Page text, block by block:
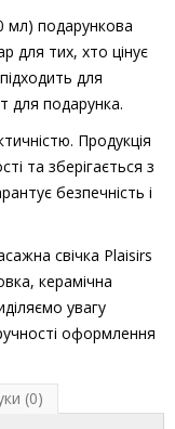
мл) подарункова
для тих, хто цінує
для
для подарунка.
Продукція
та зберігається з
безпечність і
свічка Plaisirs
керамічна
увагу
оформлення
(0)